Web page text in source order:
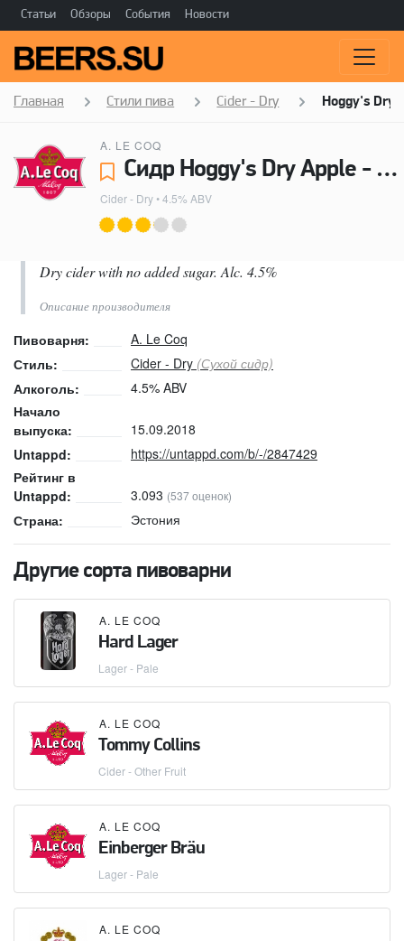
Статьи Обзоры События Новости
Главная Стили пива Cider - Dry Hoggy's Dry
A. LE COQ
Сидр Hoggy's Dry Apple - A. Le Coq
Cider - Dry• 4.5% ABV
Dry cider with no added sugar. Alc. 4.5%
Описание производителя
Пивоварня:
A. Le Coq
Стиль:
Cider - Dry (Сухой сидр)
Алкоголь:
4.5% ABV
Начало
выпуска:
15.09.2018
Untappd:
https://untappd.com/b/-/2847429
Рейтинг в
Untappd:
3.093 (537 оценок)
Страна: Эстония
Другие сорта пивоварни
A. LE COQ
Hard Lager
Lager - Pale
A. LE COQ
Tommy Collins
Cider - Other Fruit
A. LE COQ
Einberger Bräu
Lager - Pale
A. LE COQ